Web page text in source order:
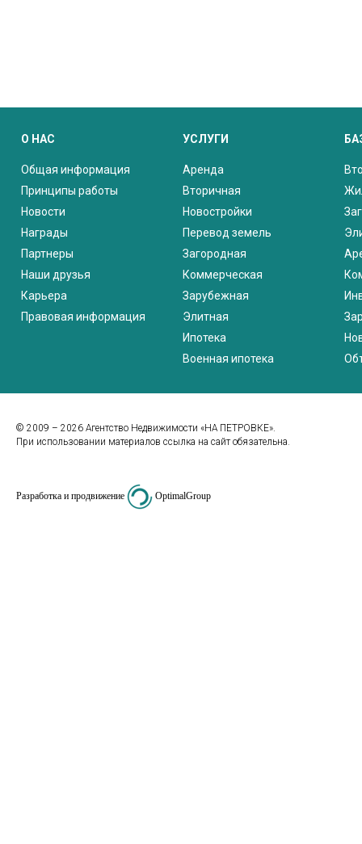
О НАС
Общая информация
Принципы работы
Новости
Награды
Партнеры
Наши друзья
Карьера
Правовая информация
УСЛУГИ
Аренда
Вторичная
Новостройки
Перевод земель
Загородная
Коммерческая
Зарубежная
Элитная
Ипотека
Военная ипотека
© 2009 – 2026 Агентство Недвижимости «НА ПЕТРОВКЕ».
При использовании материалов ссылка на сайт обязательна.
Разработка и продвижение OptimalGroup